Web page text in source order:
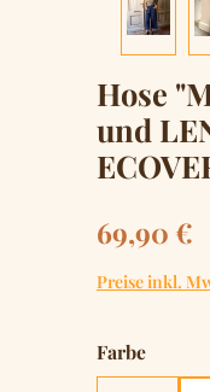
Hose
und
Regulärer
69,90 €
Preise inkl.
Farbe